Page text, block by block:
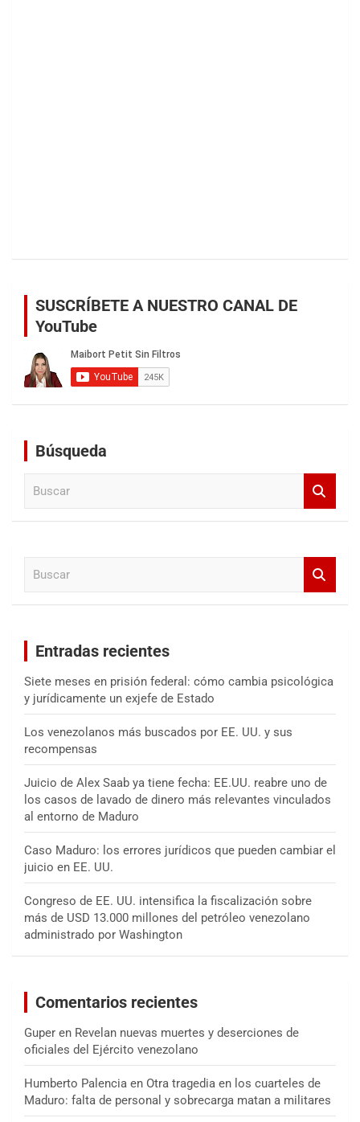
SUSCRÍBETE A NUESTRO CANAL DE
YouTube
Búsqueda
Entradas recientes
Siete meses en prisión federal: cómo cambia psicológica
y jurídicamente un exjefe de Estado
Los venezolanos más buscados por EE. UU. y sus
recompensas
Juicio de Alex Saab ya tiene fecha: EE.UU. reabre uno de
los casos de lavado de dinero más relevantes vinculados
al entorno de Maduro
Caso Maduro: los errores jurídicos que pueden cambiar el
juicio en EE. UU.
Congreso de EE. UU. intensifica la fiscalización sobre
más de USD 13.000 millones del petróleo venezolano
administrado por Washington
Comentarios recientes
Guper en Revelan nuevas muertes y deserciones de
oficiales del Ejército venezolano
Humberto Palencia en Otra tragedia en los cuarteles de
Maduro: falta de personal y sobrecarga matan a militares